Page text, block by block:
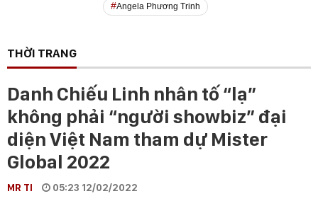
Angela Phương Trinh
THỜI TRANG
Danh Chiếu Linh nhân tố “lạ”
không phải “người showbiz” đại
diện Việt Nam tham dự Mister
Global 2022
MR TI 05:23 12/02/2022